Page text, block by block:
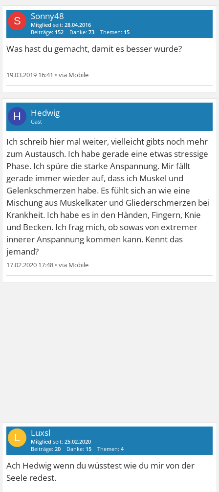
S Sonny48
Mitglied seit:28.04.2016
Beiträge: 152 Danke:73 Themen: 15
Was hast du gemacht, damit es besser wurde?
19.03.2019 16:41 •
H Hedwig
Gast
Ich schreib hier mal weiter, vielleicht gibts noch mehr
zum Austausch. Ich habe gerade eine etwas stressige
Phase. Ich spüre die starke Anspannung. Mir fällt
gerade immer wieder auf, dass ich Muskel und
Gelenkschmerzen habe. Es fühlt sich an wie eine
Mischung aus Muskelkater und Gliederschmerzen bei
Krankheit. Ich habe es in den Händen, Fingern, Knie
und Becken. Ich frag mich, ob sowas von extremer
innerer Anspannung kommen kann. Kennt das
jemand?
17.02.2020 17:48 •
L Luxsl
Mitglied seit:25.02.2020
Beiträge:20 Danke: 15 Themen:4
Ach Hedwig wenn du wüsstest wie du mir von der
Seele redest.